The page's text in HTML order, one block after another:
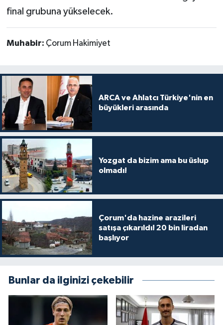
final grubuna yükselecek.
Muhabir: Çorum Hakimiyet
ARCA ve Ahlatcı Türkiye'nin en
büyükleri arasında
Yozgat da bizim ama bu üslup
olmadı!
Çorum'da hazine arazileri
satışa çıkarıldı! 20 bin liradan
başlıyor
Bunlar da ilginizi çekebilir